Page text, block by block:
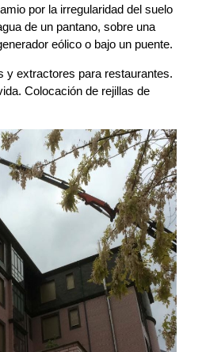
por la irregularidad del suelo
de un pantano, sobre una
eólico o bajo un puente.
y extractores para restaurantes.
Colocación de rejillas de